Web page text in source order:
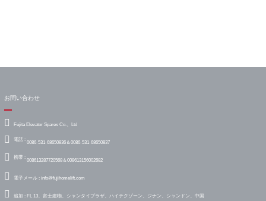
お問い合わせ
Fujita Elevator Spares Co.、Ltd
電話 : 0086-531-68650836＆0086-531-68650837
携帯 : 008613287720568＆008613156002682
電子メール : info@fujihomelift.com
追加 : FL 13、富士建物、シャンタイプラザ、ハイテクゾーン、ジナン、シャンドン、中国